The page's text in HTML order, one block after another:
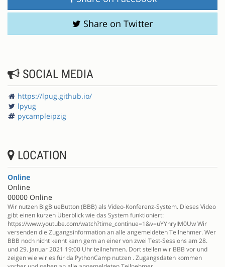
Share on Twitter
SOCIAL MEDIA
https://lpug.github.io/
lpyug
pycampleipzig
LOCATION
Online
Online
00000 Online
Wir nutzen BigBlueButton (BBB) als Video-Konferenz-System. Dieses Video
gibt einen kurzen Überblick wie das System funktioniert:
https://www.youtube.com/watch?time_continue=1&v=uYYnryIM0Uw Wir
versenden die Zugangsinformation an alle angemeldeten Teilnehmer. Wer
BBB noch nicht kennt kann gern an einer von zwei Test-Sessions am 28.
und 29. Januar 2021 19:00 Uhr teilnehmen. Dort stellen wir BBB vor und
zeigen wie wir es für da PythonCamp nutzen . Zugangsdaten kommen